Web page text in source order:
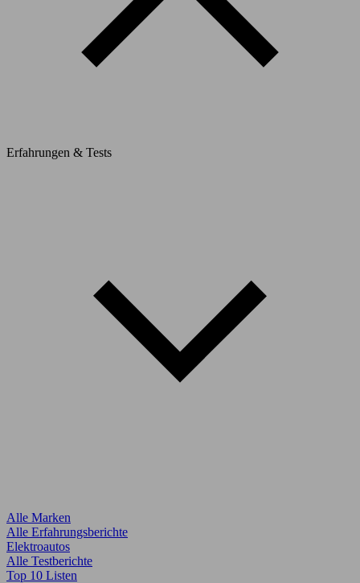
Erfahrungen & Tests
Alle Marken
Alle Erfahrungsberichte
Elektroautos
Alle Testberichte
Top 10 Listen